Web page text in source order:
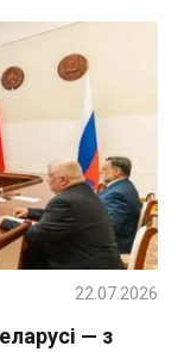
— з
22.07.2026